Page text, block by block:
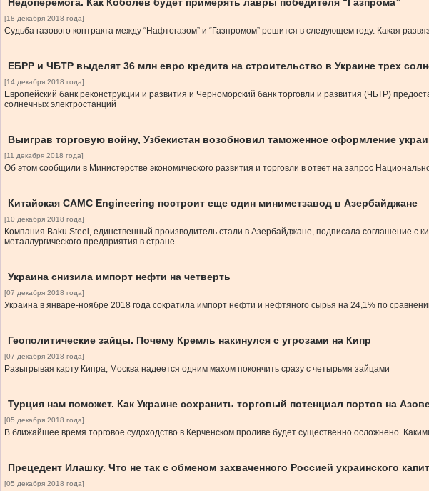
[18 декабря 2018 года]
Судьба газового контракта между “Нафтогазом” и “Газпромом” решится в следующем году. Какая
ЕБРР и ЧБТР выделят 36 млн евро кредита на строительство в Украине трех
[14 декабря 2018 года]
Европейский банк реконструкции и развития и Черноморский банк торговли и развития (ЧБТР)
солнечных электростанций
Выиграв торговую войну, Узбекистан возобновил таможенное оформление
[11 декабря 2018 года]
Об этом сообщили в Министерстве экономического развития и торговли в ответ на запрос
Китайская CAMC Engineering построит еще один миниметзавод в Азербайджане
[10 декабря 2018 года]
Компания Baku Steel, единственный производитель стали в Азербайджане, подписала соглашение с
металлургического предприятия в стране.
Украина снизила импорт нефти на четверть
[07 декабря 2018 года]
Украина в январе-ноябре 2018 года сократила импорт нефти и нефтяного сырья на 24,1% по
Геополитические зайцы. Почему Кремль накинулся с угрозами на Кипр
[07 декабря 2018 года]
Разыгрывая карту Кипра, Москва надеется одним махом покончить сразу с четырьмя зайцами
Турция нам поможет. Как Украине сохранить торговый потенциал портов на
[05 декабря 2018 года]
В ближайшее время торговое судоходство в Керченском проливе будет существенно осложнено.
Прецедент Илашку. Что не так с обменом захваченного Россией украинского
[05 декабря 2018 года]